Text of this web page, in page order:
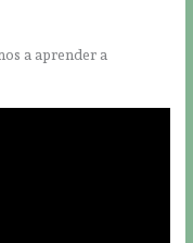
a aprender a